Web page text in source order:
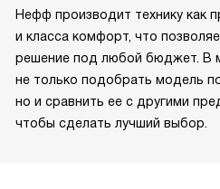
Нефф производит технику как
и класса комфорт, что
решение под любой бюджет. В
не только подобрать модель
но и сравнить ее с другими
чтобы сделать лучший выбор.